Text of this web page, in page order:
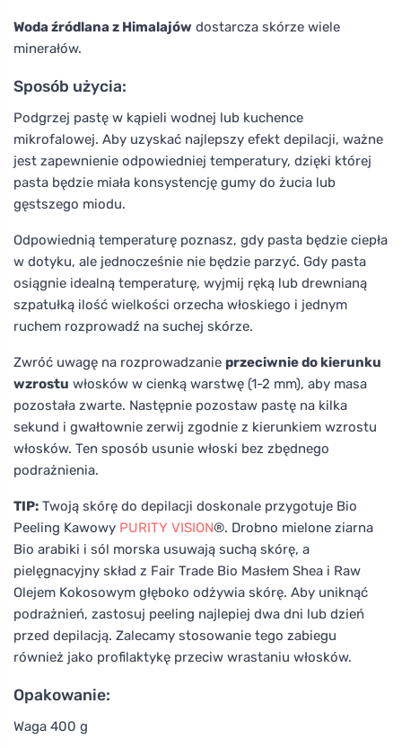
Woda źródlana z Himalajów dostarcza skórze wiele
minerałów.
Sposób użycia:
Podgrzej pastę w kąpieli wodnej lub kuchence
mikrofalowej. Aby uzyskać najlepszy efekt depilacji, ważne
jest zapewnienie odpowiedniej temperatury, dzięki której
pasta będzie miała konsystencję gumy do żucia lub
gęstszego miodu.
Odpowiednią temperaturę poznasz, gdy pasta będzie ciepła
w dotyku, ale jednocześnie nie będzie parzyć. Gdy pasta
osiągnie idealną temperaturę, wyjmij ręką lub drewnianą
szpatułką ilość wielkości orzecha włoskiego i jednym
ruchem rozprowadź na suchej skórze.
Zwróć uwagę na rozprowadzanie przeciwnie do kierunku
wzrostu włosków w cienką warstwę (1-2 mm), aby masa
pozostała zwarte. Następnie pozostaw pastę na kilka
sekund i gwałtownie zerwij zgodnie z kierunkiem wzrostu
włosków. Ten sposób usunie włoski bez zbędnego
podrażnienia.
TIP: Twoją skórę do depilacji doskonale przygotuje Bio
Peeling Kawowy PURITY VISION®. Drobno mielone ziarna
Bio arabiki i sól morska usuwają suchą skórę, a
pielęgnacyjny skład z Fair Trade Bio Masłem Shea i Raw
Olejem Kokosowym głęboko odżywia skórę. Aby uniknąć
podrażnień, zastosuj peeling najlepiej dwa dni lub dzień
przed depilacją. Zalecamy stosowanie tego zabiegu
również jako profilaktykę przeciw wrastaniu włosków.
Opakowanie:
Waga 400 g